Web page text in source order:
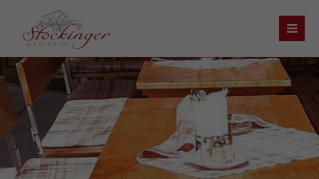
Der Eintrag "offcanvas-col1" existiert leider nicht.
Der Eintrag "offcanvas-col2" existiert leider nicht.
Der Eintrag "offcanvas-col3" existiert leider nicht.
Der Eintrag "offcanvas-col4" existiert leider nicht.